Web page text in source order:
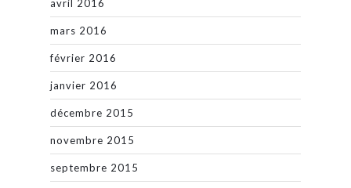
avril 2016
mars 2016
février 2016
janvier 2016
décembre 2015
novembre 2015
septembre 2015